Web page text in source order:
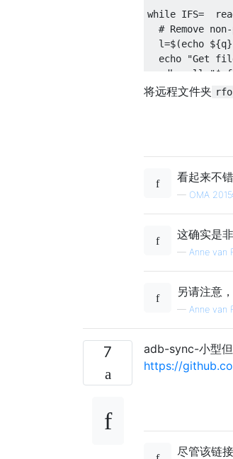
while IFS=
# Remove
l=$(echo
echo "Get
adb pull
将远程文件夹
看起来不
— OMA
这确实是
— Anne van
另请注意
— Anne van
7
adb-sync-小型
https://
尽管该链